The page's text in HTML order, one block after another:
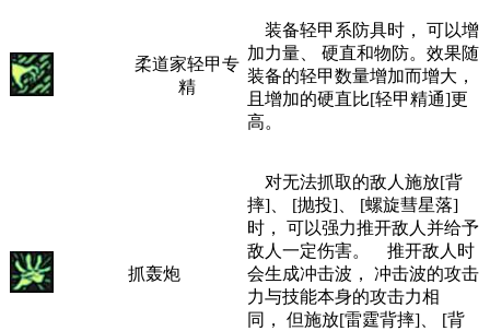
柔道家轻甲专
精
装备轻甲系防具时， 可以增
加力量、 硬直和物防。效果随
装备的轻甲数量增加而增大，
且增加的硬直比[轻甲精通]更
高。
抓轰炮
对无法抓取的敌人施放[背
摔]、 [抛投]、 [螺旋彗星落]
时， 可以强力推开敌人并给予
敌人一定伤害。 推开敌人时
会生成冲击波， 冲击波的攻击
力与技能本身的攻击力相
同， 但施放[雷霆背摔]、 [背